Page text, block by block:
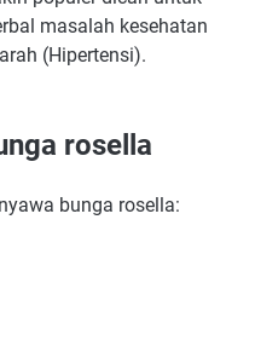
masalah kesehatan
(Hipertensi).
rosella
bunga rosella: